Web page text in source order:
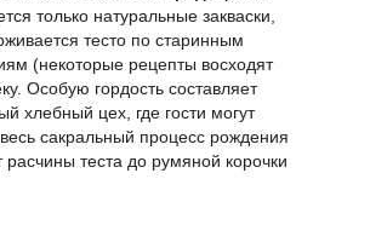
только натуральные закваски,
тесто по старинным
(некоторые рецепты восходят
Особую гордость составляет
хлебный цех, где гости могут
сакральный процесс рождения
теста до румяной корочки